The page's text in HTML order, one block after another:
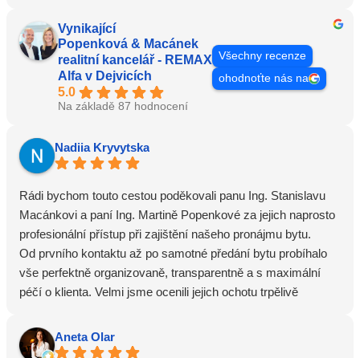
Vynikající
Popenková & Macánek
realitní kancelář - REMAX
Alfa v Dejvicích
5.0
Na základě 87 hodnocení
Všechny recenze
ohodnoťte nás na
Nadiia Kryvytska
Rádi bychom touto cestou poděkovali panu Ing. Stanislavu
Macánkovi a paní Ing. Martině Popenkové za jejich naprosto
profesionální přístup při zajištění našeho pronájmu bytu.
Od prvního kontaktu až po samotné předání bytu probíhalo
vše perfektně organizovaně, transparentně a s maximální
péčí o klienta. Velmi jsme ocenili jejich ochotu trpělivě
vysvětlení a pomoci nám s každým detailem celého procesu.
Oceňujeme zejména jejich spolehlivost, výbornou
Aneta Olar